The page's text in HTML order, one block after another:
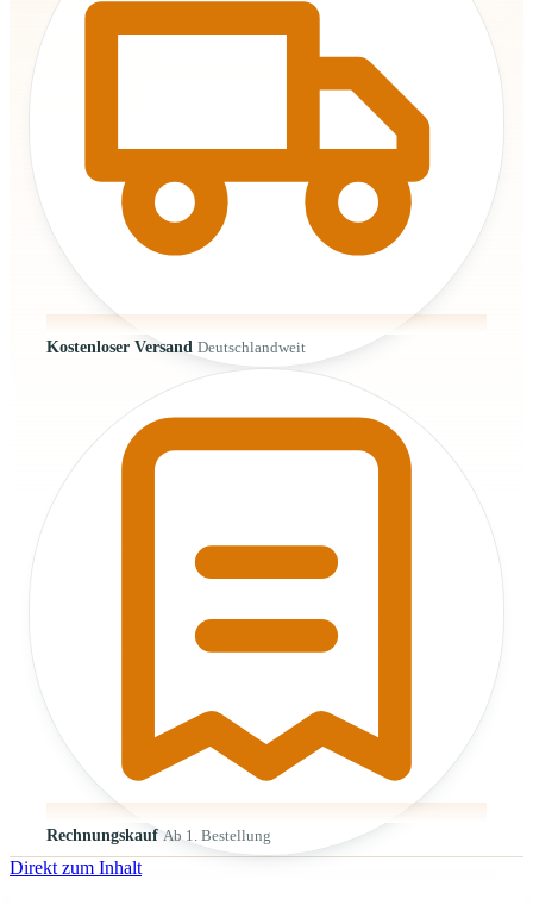
Kostenloser Versand Deutschlandweit
Rechnungskauf Ab 1. Bestellung
Direkt zum Inhalt